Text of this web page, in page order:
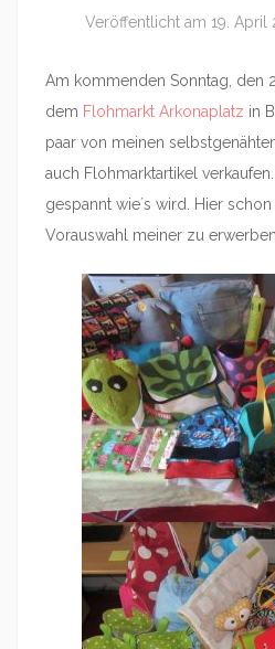
Veröffentlicht am 19. April
Am kommenden Sonntag, den
dem Flohmarkt Arkonaplatz in
paar von meinen
auch Flohmarktartikel
gespannt wie´s wird. Hier
Vorauswahl meiner zu